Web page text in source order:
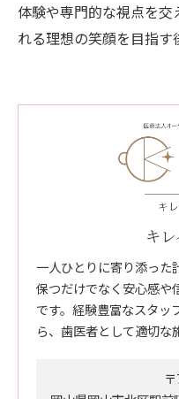
体験や専門的な視点を
れる理想の笑顔を目指す
キ
一人ひとりに寄り添った
保つだけでなく安心感や
です。経験豊富なスタッ
ら、歯医者として適切な